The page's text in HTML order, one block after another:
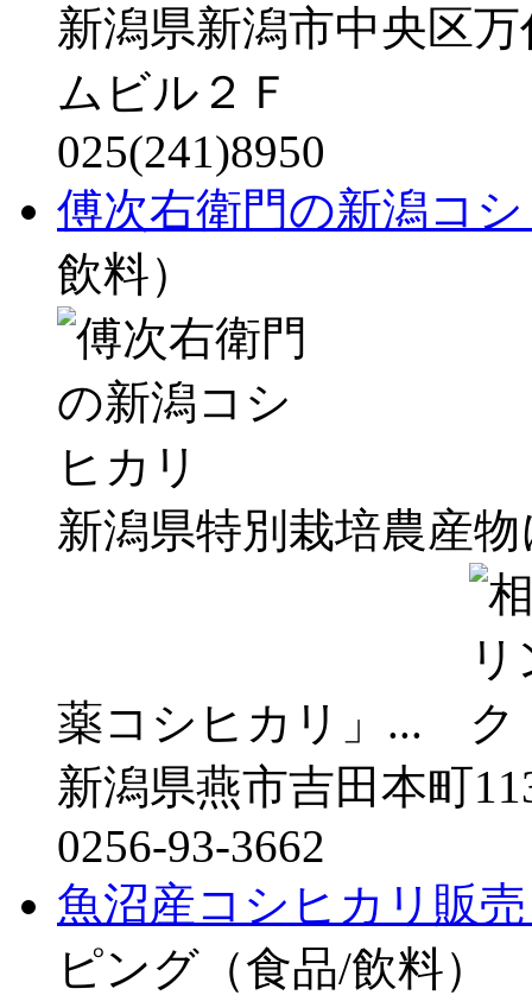
新潟県新潟市中央区
ムビル２Ｆ
025(241)8950
傅次右衛門の新潟コ
飲料）
新潟県特別栽培農産
薬コシヒカリ」...
新潟県燕市吉田本町
0256-93-3662
魚沼産コシヒカリ販
ピング（食品/飲料）